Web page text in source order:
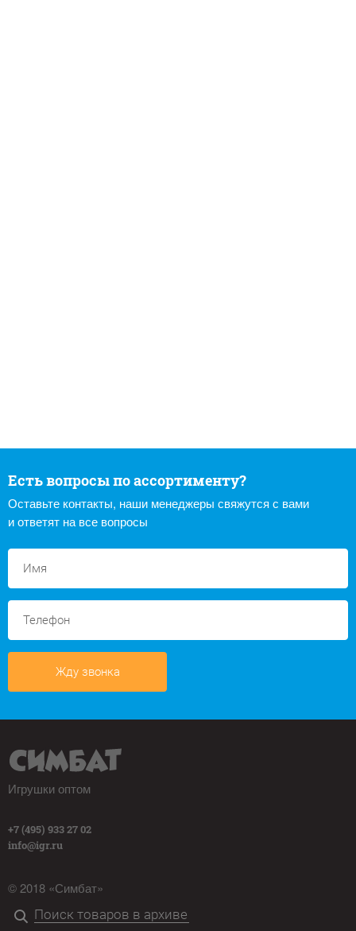
Есть вопросы по ассортименту?
Оставьте контакты, наши менеджеры свяжутся с вами
и ответят на все вопросы
Жду звонка
Игрушки оптом
+7 (495) 933 27 02
info@igr.ru
© 2018 «Симбат»